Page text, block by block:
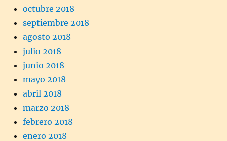
octubre 2018
septiembre 2018
agosto 2018
julio 2018
junio 2018
mayo 2018
abril 2018
marzo 2018
febrero 2018
enero 2018